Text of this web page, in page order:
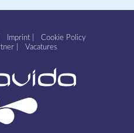
Imprint
Cookie Policy
Vacatures